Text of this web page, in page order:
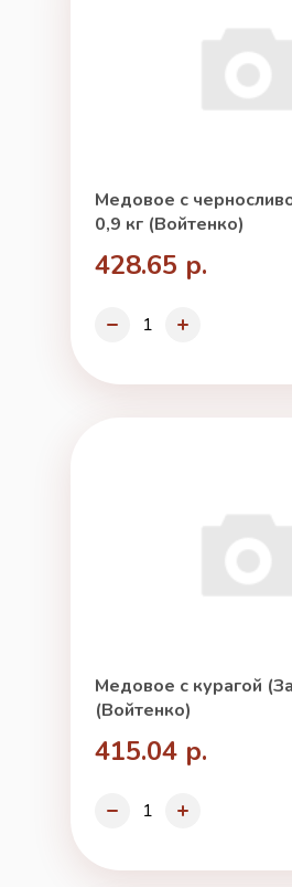
Медовое с
0,9 кг (Войтенко)
428.65 р.
Медовое с курагой
(Войтенко)
415.04 р.